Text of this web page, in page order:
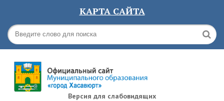
КАРТА САЙТА
Версия для слабовидящих